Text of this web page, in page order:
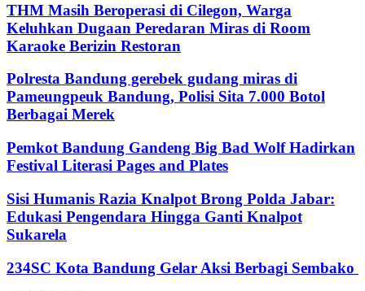
THM Masih Beroperasi di Cilegon, Warga
Keluhkan Dugaan Peredaran Miras di Room
Karaoke Berizin Restoran
Polresta Bandung gerebek gudang miras di
Pameungpeuk Bandung, Polisi Sita 7.000 Botol
Berbagai Merek
Pemkot Bandung Gandeng Big Bad Wolf Hadirkan
Festival Literasi Pages and Plates
Sisi Humanis Razia Knalpot Brong Polda Jabar:
Edukasi Pengendara Hingga Ganti Knalpot
Sukarela
234SC Kota Bandung Gelar Aksi Berbagi Sembako